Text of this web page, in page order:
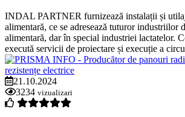
INDAL PARTNER furnizează instalații și
alimentară, ce se adresează tuturor industriilor
alimentară, dar în special industriei lactatelor.
execută servicii de proiectare și execuție a
21.10.2024
3234 vizualizari